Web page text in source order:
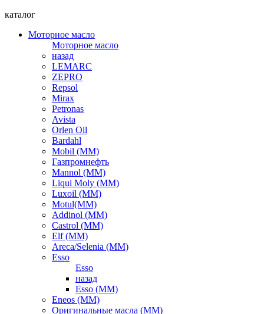
каталог
Моторное масло
Моторное масло
назад
LEMARC
ZEPRO
Repsol
Mirax
Petronas
Avista
Orlen Oil
Bardahl
Mobil (ММ)
Газпромнефть
Mannol (ММ)
Liqui Moly (ММ)
Luxoil (ММ)
Motul(ММ)
Addinol (ММ)
Castrol (ММ)
Elf (ММ)
Areca/Selenia (ММ)
Esso
Esso
назад
Esso (ММ)
Eneos (ММ)
Оригинальные масла (ММ)